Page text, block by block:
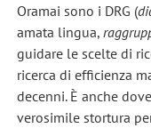
Oramai sono i DRG (
amata lingua,
guidare le scelte di
ricerca di efficienza
decenni. È anche
verosimile stortura